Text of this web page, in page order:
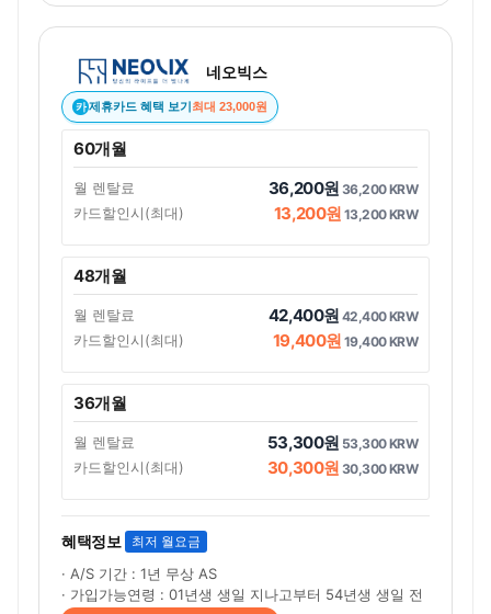
네오빅스
카 제휴카드 혜택 보기 최대 23,000원
60개월
월 렌탈료 36,200원 36,200 KRW
카드할인시(최대) 13,200원 13,200 KRW
48개월
월 렌탈료 42,400원 42,400 KRW
카드할인시(최대) 19,400원 19,400 KRW
36개월
월 렌탈료 53,300원 53,300 KRW
카드할인시(최대) 30,300원 30,300 KRW
혜택정보 최저 월요금
· A/S 기간 : 1년 무상 AS
· 가입가능연령 : 01년생 생일 지나고부터 54년생 생일 전